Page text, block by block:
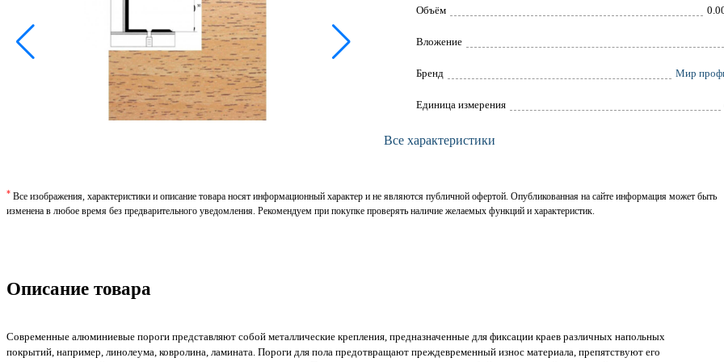
Объём
Вложение
Брeнд Мир
Единица измерения
Все характеристики
* Все изображения, характеристики и описание товара носят информационный характер и не являются публичной офертой. Опубликованная на сайте информация может быть
изменена в любое время без предварительного уведомления. Рекомендуем при покупке проверять наличие желаемых функций и характеристик.
Описание товара
Современные алюминиевые пороги представляют собой металлические крепления, предназначенные для фиксации краев различных напольных
покрытий, например, линолеума, ковролина, ламината. Пороги для пола предотвращают преждевременный износ материала, препятствуют его